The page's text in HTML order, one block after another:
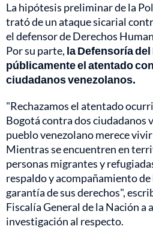
La hipótesis preliminar de la
trató de un ataque sicarial
el defensor de Derechos
Por su parte, la Defensoría
públicamente el atentado
ciudadanos venezolanos.
"Rechazamos el atentado
Bogotá contra dos ciudadanos
pueblo venezolano merece
Mientras se encuentren en
personas migrantes y
respaldo y acompañamiento
garantía de sus derechos",
Fiscalía General de la Nación a
investigación al respecto.